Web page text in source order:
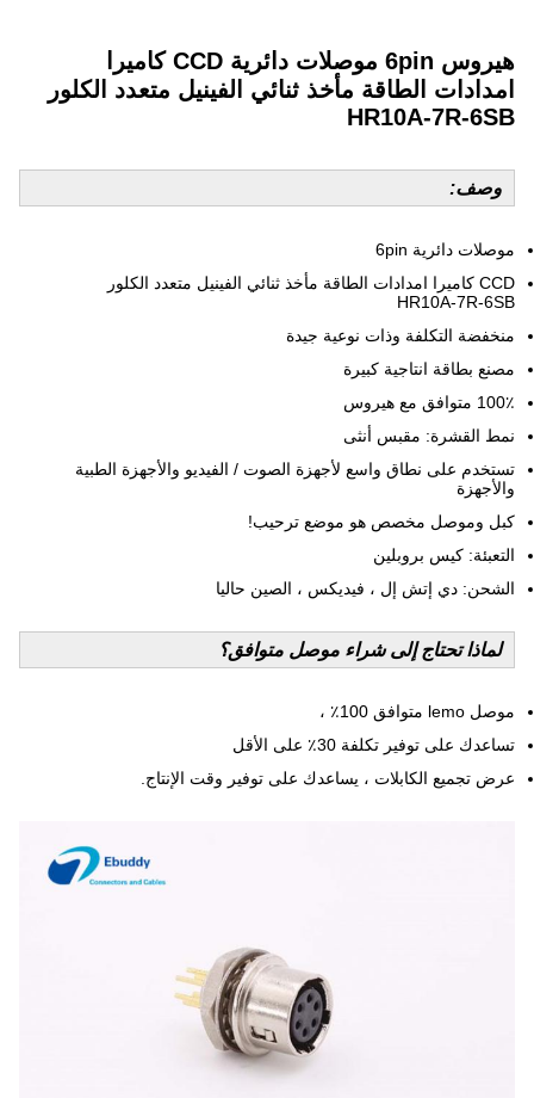
هيروس 6pin موصلات دائرية CCD كاميرا
امدادات الطاقة مأخذ ثنائي الفينيل متعدد الكلور
HR10A-7R-6SB
وصف:
موصلات دائرية 6pin
CCD كاميرا امدادات الطاقة مأخذ ثنائي الفينيل متعدد الكلور
HR10A-7R-6SB
منخفضة التكلفة وذات نوعية جيدة
مصنع بطاقة انتاجية كبيرة
100٪ متوافق مع هيروس
نمط القشرة: مقبس أنثى
تستخدم على نطاق واسع لأجهزة الصوت / الفيديو والأجهزة الطبية
والأجهزة
كبل وموصل مخصص هو موضع ترحيب!
التعبئة: كيس بروبلين
الشحن: دي إتش إل ، فيديكس ، الصين حاليا
لماذا تحتاج إلى شراء موصل متوافق؟
موصل lemo متوافق 100٪ ،
تساعدك على توفير تكلفة 30٪ على الأقل
عرض تجميع الكابلات ، يساعدك على توفير وقت الإنتاج.